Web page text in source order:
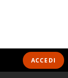
ACCEDI